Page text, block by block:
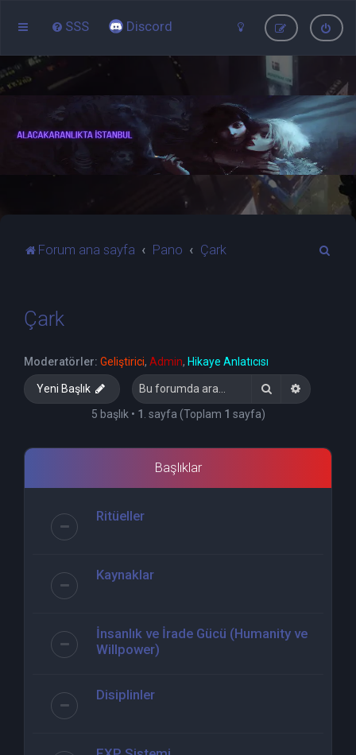
SSS Discord
Forum ana sayfa Pano Çark
Çark
Moderatörler: Geliştirici, Admin, Hikaye Anlatıcısı
Yeni Başlık Gelişmiş
5 başlık • 1 . sayfa (Toplam 1 sayfa)
Başlıklar
Ritüeller
Kaynaklar
İnsanlık ve İrade Gücü (Humanity ve
Willpower)
Disiplinler